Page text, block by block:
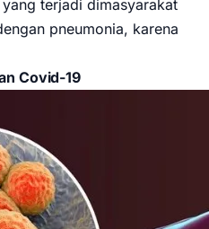
terjadi dimasyarakat
pneumonia, karena
Covid-19